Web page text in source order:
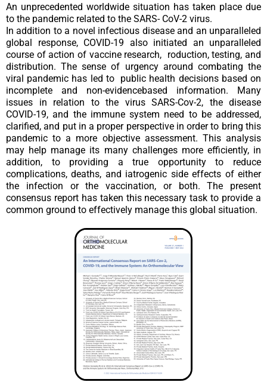
An unprecedented worldwide situation has taken place due
to the pandemic related to the SARS- CoV-2 virus.
In addition to a novel infectious disease and an unparalleled
global response, COVID-19 also initiated an unparalleled
course of action of vaccine research, roduction, testing, and
distribution. The sense of urgency around combating the
viral pandemic has led to public health decisions based on
incomplete and non-evidencebased information. Many
issues in relation to the virus SARS-Cov-2, the disease
COVID-19, and the immune system need to be addressed,
clarified, and put in a proper perspective in order to bring this
pandemic to a more objective assessment. This analysis
may help manage its many challenges more efficiently, in
addition, to providing a true opportunity to reduce
complications, deaths, and iatrogenic side effects of either
the infection or the vaccination, or both. The present
consensus report has taken this necessary task to provide a
common ground to effectively manage this global situation.